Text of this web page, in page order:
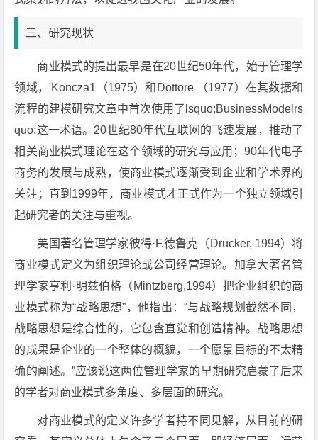
三、研究现状
商业模式的提出最早是在20世纪50年代，始于管理学
领域，'Koncza1（1975）和Dottore （1977）在其数据和
流程的建模研究文章中首次使用了lsquo;BusinessModelrs
quo;这一术语。20世纪80年代互联网的飞速发展，推动了
相关商业模式理论在这个领域的研究与应用；90年代电子
商务的发展与成熟，使商业模式逐渐受到企业和学术界的
关注；直到1999年，商业模式才正式作为一个独立领域引
起研究者的关注与重视。
美国著名管理学家彼得·F.德鲁克（Drucker, 1994）将
商业模式定义为组织理论或公司经营理论。加拿大著名管
理学家亨利·明兹伯格（Mintzberg,1994）把企业组织的商
业模式称为“战略思想”，他指出：“与战略规划截然不同，
战略思想是综合性的，它包含直觉和创造精神。战略思想
的成果是企业的一个整体的概貌，一个愿景目标的不太精
确的阐述。”应该说这两位管理学家的早期研究启蒙了后来
的学者对商业模式多角度、多层面的研究。
对商业模式的定义许多学者持不同见解，从目前的研